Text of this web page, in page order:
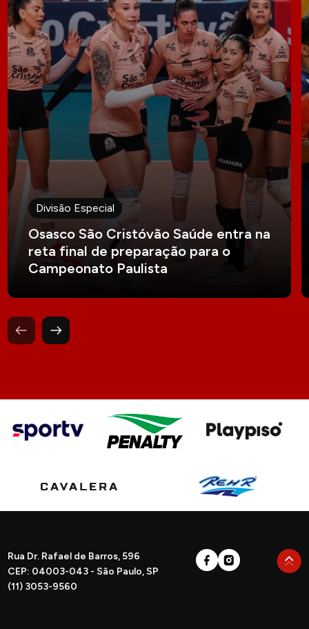
Divisão Especial
Osasco São Cristóvão Saúde entra na
reta final de preparação para o
Campeonato Paulista
Rua Dr. Rafael de Barros, 596
CEP: 04003-043 - São Paulo, SP
(11) 3053-9560